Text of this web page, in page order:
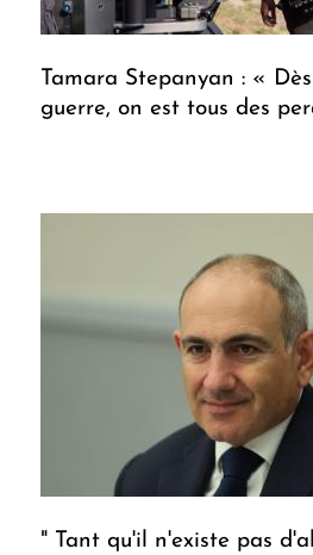
Tamara Stepanyan : «
guerre, on est tous des
" Tant qu'il n'existe pas